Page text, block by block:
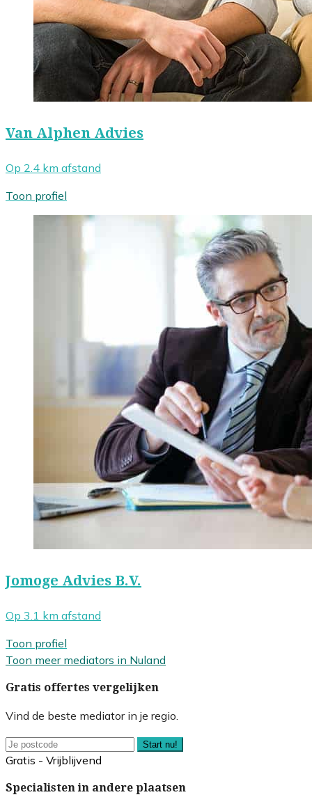
Van Alphen Advies
Op 2.4 km afstand
Toon profiel
Jomoge Advies B.V.
Op 3.1 km afstand
Toon profiel
Toon meer mediators in Nuland
Gratis offertes vergelijken
Vind de beste mediator in je regio.
Start nu!
Gratis - Vrijblijvend
Specialisten in andere plaatsen